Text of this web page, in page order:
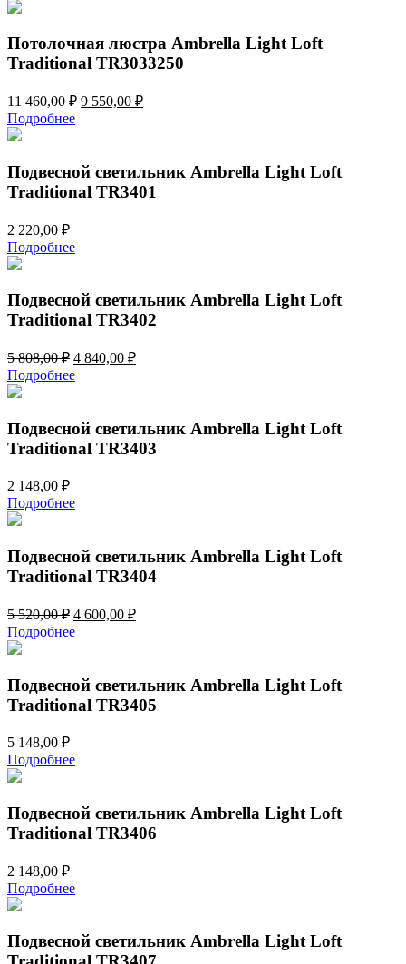
Потолочная люстра Ambrella Light Loft
Traditional TR3033250
11 460,00₽ Первоначальная
460,00 ₽.
9 550,00 ₽Текущая
Подробнее
Подвесной светильник Ambrella Light Loft
Traditional TR3401
2 220,00 ₽
Подробнее
Подвесной светильник Ambrella Light Loft
Traditional TR3402
5 808,00₽ Первоначальная
цена
составляла
808,00 ₽.
4 840,00 ₽Текущая
Подробнее
Подвесной светильник Ambrella Light Loft
Traditional TR3403
2 148,00 ₽
Подробнее
Подвесной светильник Ambrella Light Loft
Traditional TR3404
5 520,00₽ Первоначальная
цена
составляла
520,00 ₽.
4 600,00 ₽Текущая
Подробнее
Подвесной светильник Ambrella Light Loft
Traditional TR3405
5 148,00 ₽
Подробнее
Подвесной светильник Ambrella Light Loft
Traditional TR3406
2 148,00 ₽
Подробнее
Подвесной светильник Ambrella Light Loft